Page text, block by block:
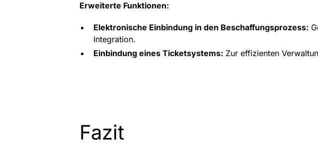
Erweiterte Funktionen:
Elektronische Einbindung in den Beschaffungsprozess:
Integration.
Einbindung eines Ticketsystems: Zur effizienten
Fazit